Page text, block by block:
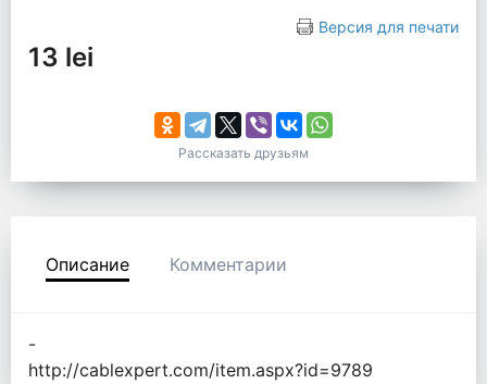
Версия для печати
13 lei
Рассказать друзьям
Описание Комментарии
-
http://cablexpert.com/item.aspx?id=9789